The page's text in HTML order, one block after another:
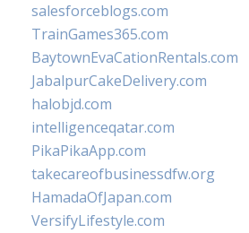
salesforceblogs.com
TrainGames365.com
BaytownEvaCationRentals.com
JabalpurCakeDelivery.com
halobjd.com
intelligenceqatar.com
PikaPikaApp.com
takecareofbusinessdfw.org
HamadaOfJapan.com
VersifyLifestyle.com